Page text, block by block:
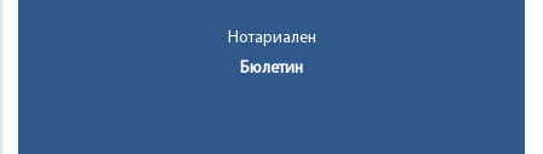
Нотариален
Бюлетин